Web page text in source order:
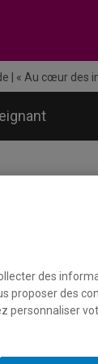
| « Au cœur des
des
proposer des
personnaliser